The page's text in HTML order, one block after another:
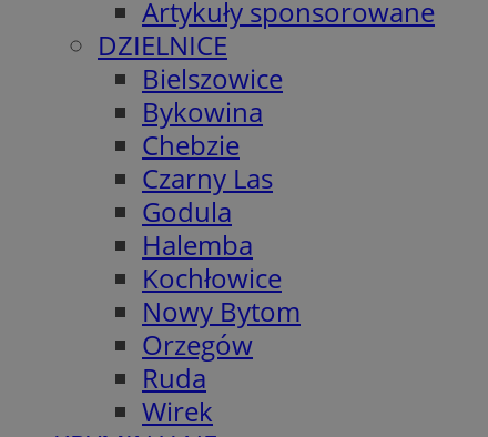
Artykuły sponsorowane
DZIELNICE
Bielszowice
Bykowina
Chebzie
Czarny Las
Godula
Halemba
Kochłowice
Nowy Bytom
Orzegów
Ruda
Wirek